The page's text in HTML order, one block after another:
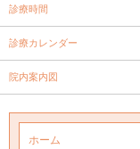
診療時間
診療カレンダー
院内案内図
ホーム